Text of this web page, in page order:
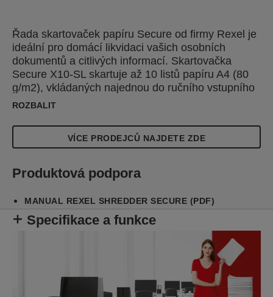
Řada skartovaček papíru Secure od firmy Rexel je
ideální pro domácí likvidaci vašich osobních
dokumentů a citlivých informací. Skartovačka
Secure X10-SL skartuje až 10 listů papíru A4 (80
g/m2), vkládaných najednou do ručního vstupního
otvoru, na dílky s křížovým řezem P-4 (4 x 40 mm).
pro použití jako domácí skartovačka nebo v
domácí kanceláři díky svým kompaktním
skartovačka pro domácí kancelář, která se
pohodlně vejde pod stůl a pracuje s nízkou
hlučností Whisper-Shred™. Je navržena na lehký
až střední provoz s košem o objemu 18 l pro méně
časté vyprazdňování.
ROZBALIT
VÍCE PRODEJCŮ NAJDETE ZDE
Produktová podpora
MANUAL REXEL SHREDDER SECURE (PDF)
Specifikace a funkce